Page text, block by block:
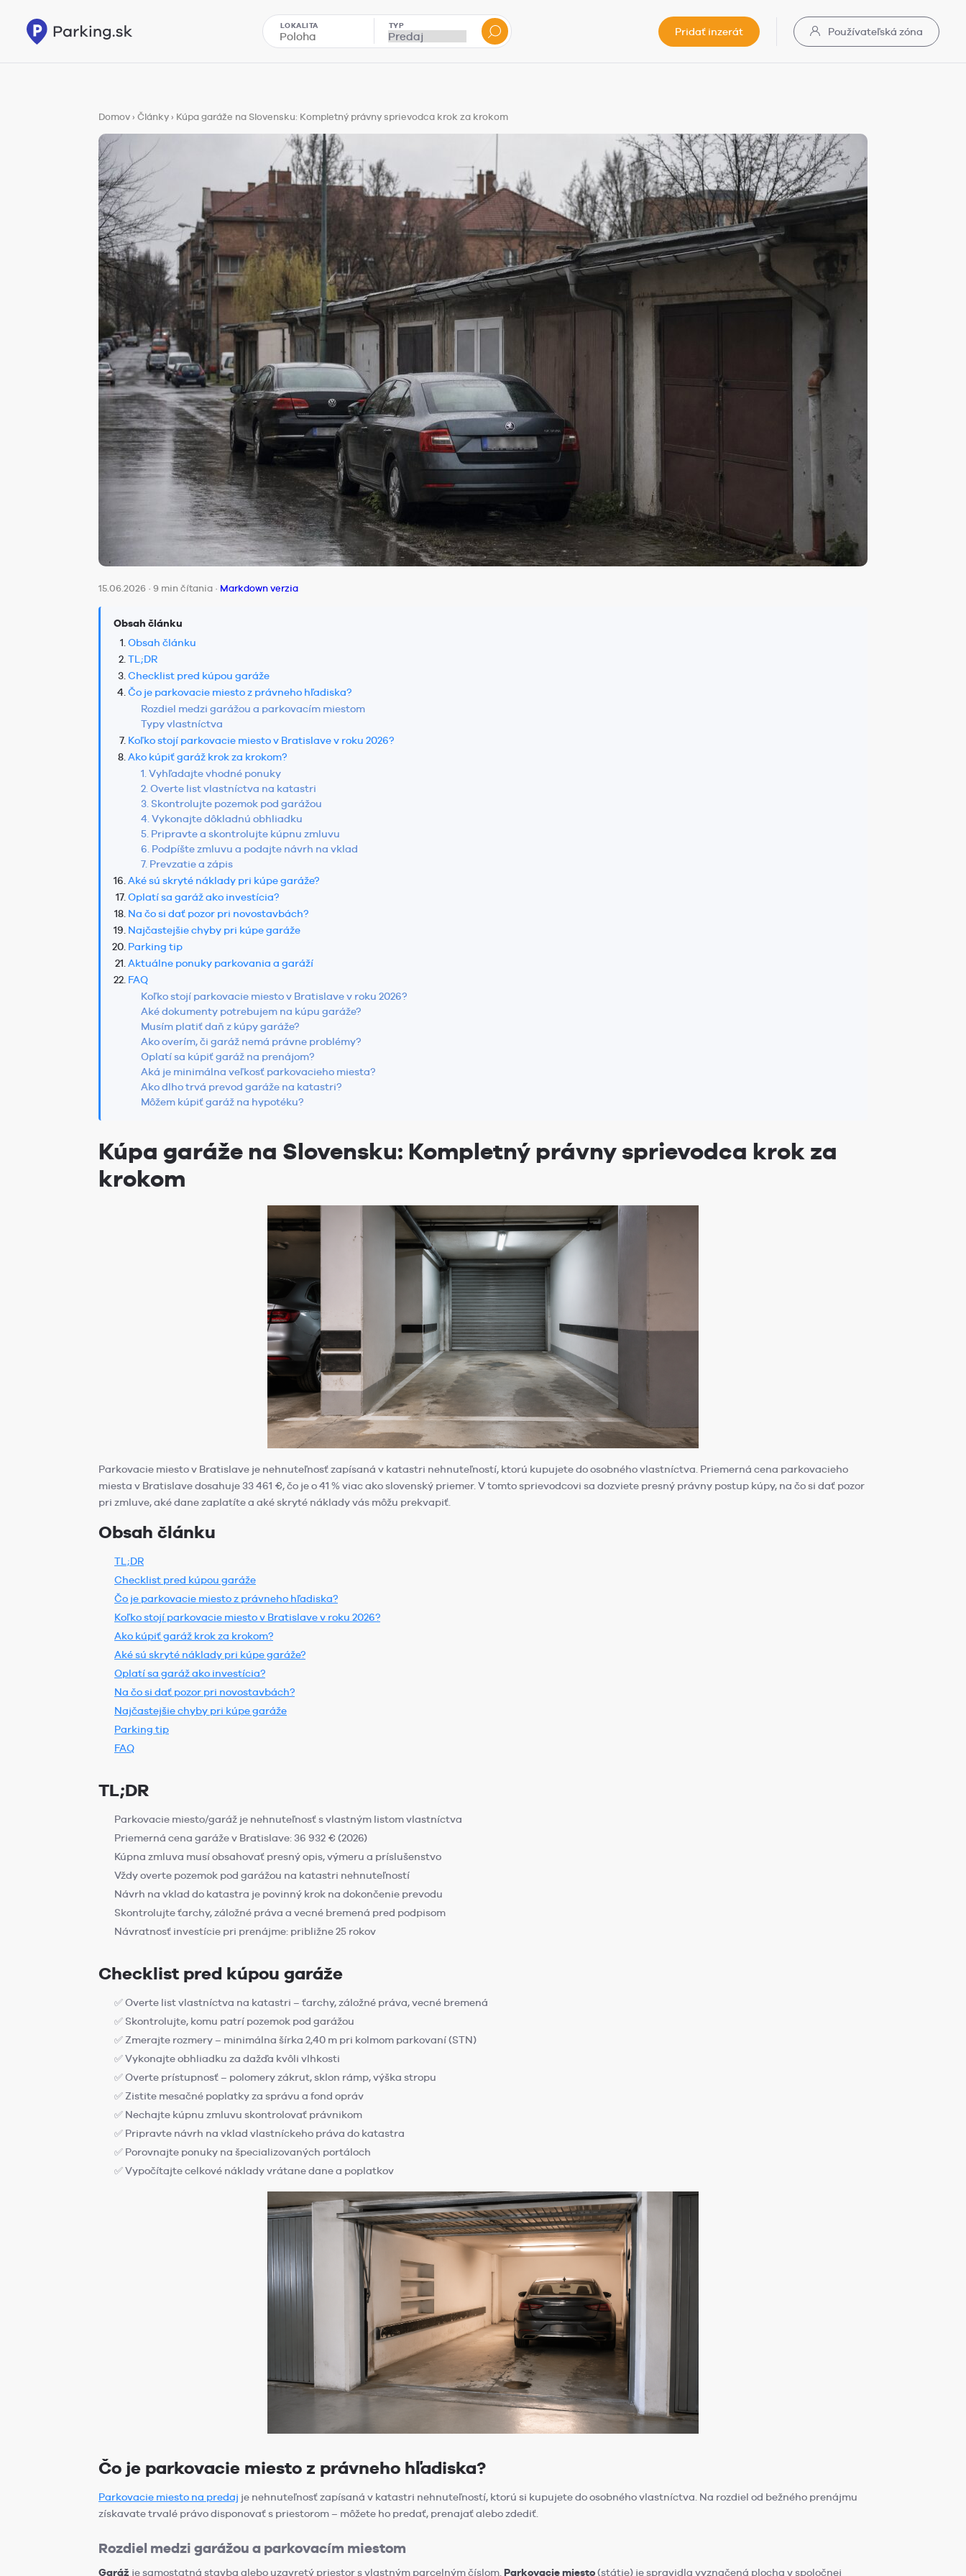
LOKALITA TYP
Pridať inzerát Používateľská zóna
Domov › Články › Kúpa garáže na Slovensku: Kompletný právny sprievodca krok za krokom
15.06.2026 · 9 min čítania · Markdown verzia
Obsah článku
Obsah článku
TL;DR
Checklist pred kúpou garáže
Čo je parkovacie miesto z právneho hľadiska?
Rozdiel medzi garážou a parkovacím miestom
Typy vlastníctva
Koľko stojí parkovacie miesto v Bratislave v roku 2026?
Ako kúpiť garáž krok za krokom?
1. Vyhľadajte vhodné ponuky
2. Overte list vlastníctva na katastri
3. Skontrolujte pozemok pod garážou
4. Vykonajte dôkladnú obhliadku
5. Pripravte a skontrolujte kúpnu zmluvu
6. Podpíšte zmluvu a podajte návrh na vklad
7. Prevzatie a zápis
Aké sú skryté náklady pri kúpe garáže?
Oplatí sa garáž ako investícia?
Na čo si dať pozor pri novostavbách?
Najčastejšie chyby pri kúpe garáže
Parking tip
Aktuálne ponuky parkovania a garáží
FAQ
Koľko stojí parkovacie miesto v Bratislave v roku 2026?
Aké dokumenty potrebujem na kúpu garáže?
Musím platiť daň z kúpy garáže?
Ako overím, či garáž nemá právne problémy?
Oplatí sa kúpiť garáž na prenájom?
Aká je minimálna veľkosť parkovacieho miesta?
Ako dlho trvá prevod garáže na katastri?
Môžem kúpiť garáž na hypotéku?
Kúpa garáže na Slovensku: Kompletný právny sprievodca krok za
krokom
Parkovacie miesto v Bratislave je nehnuteľnosť zapísaná v katastri nehnuteľností, ktorú kupujete do osobného vlastníctva. Priemerná cena parkovacieho
miesta v Bratislave dosahuje 33 461 €, čo je o 41 % viac ako slovenský priemer. V tomto sprievodcovi sa dozviete presný právny postup kúpy, na čo si dať pozor
pri zmluve, aké dane zaplatíte a aké skryté náklady vás môžu prekvapiť.
Obsah článku
TL;DR
Checklist pred kúpou garáže
Čo je parkovacie miesto z právneho hľadiska?
Koľko stojí parkovacie miesto v Bratislave v roku 2026?
Ako kúpiť garáž krok za krokom?
Aké sú skryté náklady pri kúpe garáže?
Oplatí sa garáž ako investícia?
Na čo si dať pozor pri novostavbách?
Najčastejšie chyby pri kúpe garáže
Parking tip
FAQ
TL;DR
Parkovacie miesto/garáž je nehnuteľnosť s vlastným listom vlastníctva
Priemerná cena garáže v Bratislave: 36 932 € (2026)
Kúpna zmluva musí obsahovať presný opis, výmeru a príslušenstvo
Vždy overte pozemok pod garážou na katastri nehnuteľností
Návrh na vklad do katastra je povinný krok na dokončenie prevodu
Skontrolujte ťarchy, záložné práva a vecné bremená pred podpisom
Návratnosť investície pri prenájme: približne 25 rokov
Checklist pred kúpou garáže
✅ Overte list vlastníctva na katastri – ťarchy, záložné práva, vecné bremená
✅ Skontrolujte, komu patrí pozemok pod garážou
✅ Zmerajte rozmery – minimálna šírka 2,40 m pri kolmom parkovaní (STN)
✅ Vykonajte obhliadku za dažďa kvôli vlhkosti
✅ Overte prístupnosť – polomery zákrut, sklon rámp, výška stropu
✅ Zistite mesačné poplatky za správu a fond opráv
✅ Nechajte kúpnu zmluvu skontrolovať právnikom
✅ Pripravte návrh na vklad vlastníckeho práva do katastra
✅ Porovnajte ponuky na špecializovaných portáloch
✅ Vypočítajte celkové náklady vrátane dane a poplatkov
Čo je parkovacie miesto z právneho hľadiska?
Parkovacie miesto na predaj je nehnuteľnosť zapísaná v katastri nehnuteľností, ktorú si kupujete do osobného vlastníctva. Na rozdiel od bežného prenájmu
získavate trvalé právo disponovať s priestorom – môžete ho predať, prenajať alebo zdediť.
Rozdiel medzi garážou a parkovacím miestom
Garáž je samostatná stavba alebo uzavretý priestor s vlastným parcelným číslom.Parkovacie miesto(státie) je spravidla vyznačená plocha v spoločnej